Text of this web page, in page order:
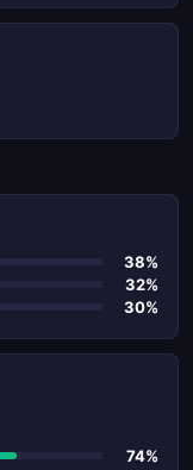
38%
32%
30%
74%